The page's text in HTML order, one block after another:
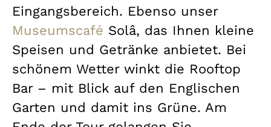
Eingangsbereich. Ebenso unser
Museumscafé Solâ, das Ihnen kleine
Speisen und Getränke anbietet. Bei
schönem Wetter winkt die Rooftop
Bar – mit Blick auf den Englischen
Garten und damit ins Grüne. Am